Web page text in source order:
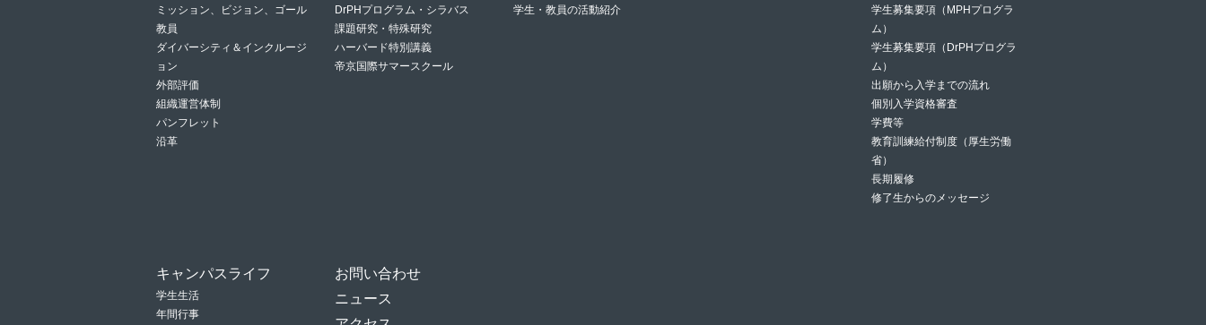
ミッション、ビジョン、ゴール
教員
ダイバーシティ＆インクルージ
ョン
外部評価
組織運営体制
パンフレット
沿革
DrPHプログラム・シラバス
課題研究・特殊研究
ハーバード特別講義
帝京国際サマースクール
学生・教員の活動紹介
学生募集要項（MPHプログラ
ム）
学生募集要項（DrPHプログラ
ム）
出願から入学までの流れ
個別入学資格審査
学費等
教育訓練給付制度（厚生労働
省）
長期履修
修了生からのメッセージ
キャンパスライフ
学生生活
年間行事
お問い合わせ
ニュース